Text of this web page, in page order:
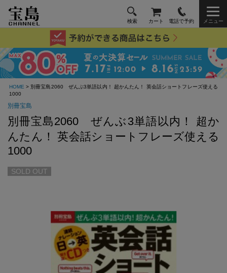
検索 カート 電話で予約 メニュー
HOME > 別冊宝島2060 ぜんぶ3単語以内！ 超かんたん！ 英会話ショートフレーズ使える
1000
別冊宝島
別冊宝島2060 ぜんぶ3単語以内！ 超か
んたん！ 英会話ショートフレーズ使える
1000
SOLD OUT